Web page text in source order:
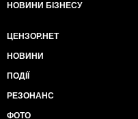
НОВИНИ БІЗНЕСУ
ЦЕНЗОР.НЕТ
НОВИНИ
ПОДІЇ
РЕЗОНАНС
ФОТО